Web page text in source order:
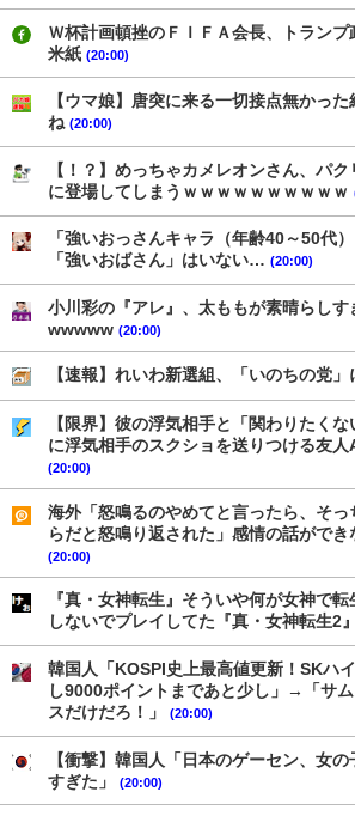
Ｗ杯計画頓挫のＦＩＦＡ会長、トランプ
米紙 (20:00)
【ウマ娘】唐突に来る一切接点無かっ
ね (20:00)
【！？】めっちゃカメレオンさん、パ
に登場してしまうｗｗｗｗｗｗｗｗｗｗ
「強いおっさんキャラ（年齢40～50代
「強いおばさん」はいない… (20:00)
小川彩の『アレ』、太ももが素晴らしす
wwwww (20:00)
【速報】れいわ新選組、「いのちの党
【限界】彼の浮気相手と「関わりたく
に浮気相手のスクショを送りつける友人
(20:00)
海外「怒鳴るのやめてと言ったら、そっ
らだと怒鳴り返された」感情の話がで
(20:00)
『真・女神転生』そういや何が女神で
しないでプレイしてた『真・女神転生2』
韓国人「KOSPI史上最高値更新！SKハ
し9000ポイントまであと少し」→「サ
スだけだろ！」
(20:00)
【衝撃】韓国人「日本のゲーセン、女
すぎた」
(20:00)